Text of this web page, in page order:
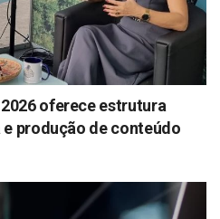
oferece estrutura
produção de conteúdo